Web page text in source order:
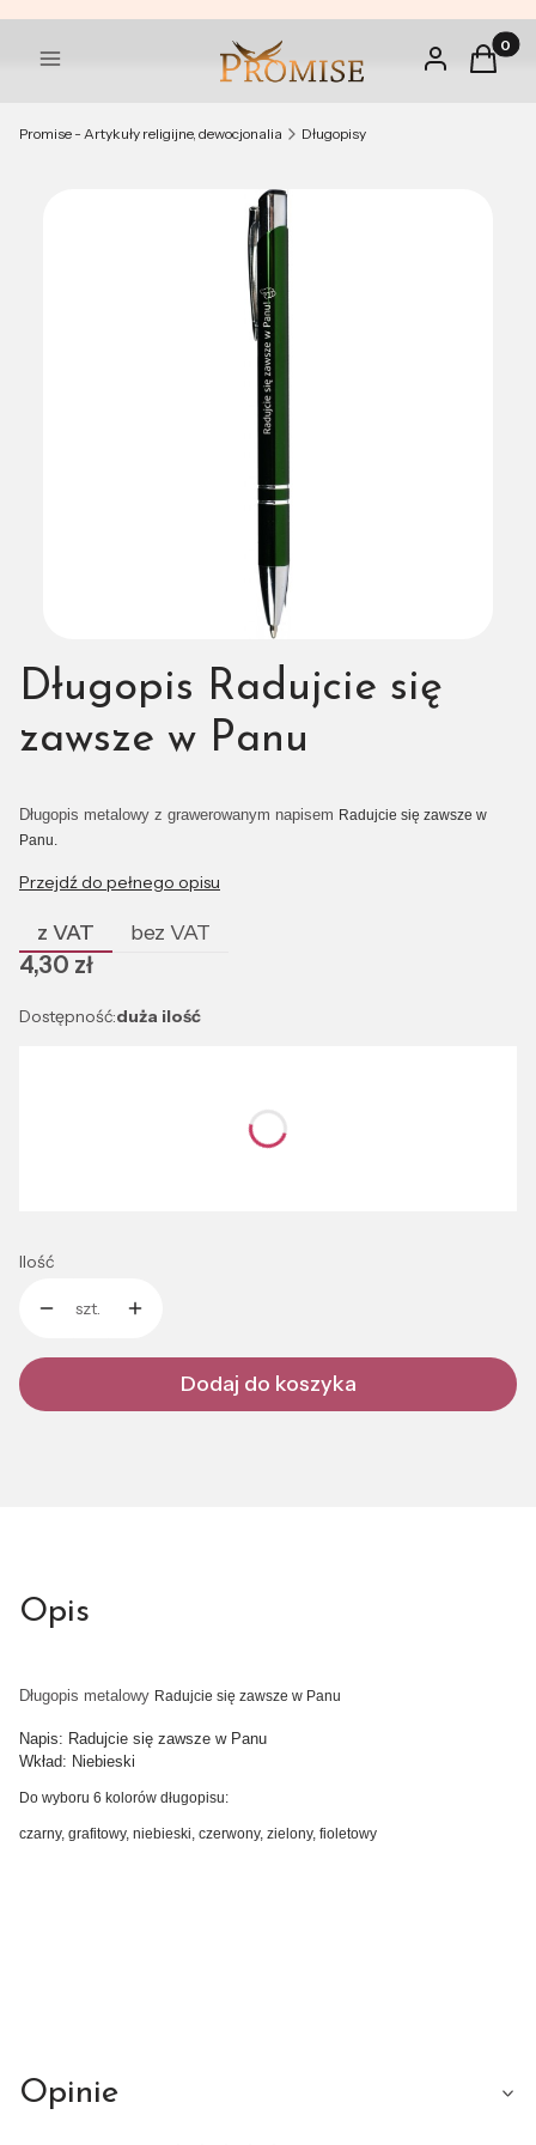
Menu Zaloguj sięKoszyk
Promise - Artykuły religijne, dewocjonalia Długopisy
Długopis Radujcie się
zawsze w Panu
Długopis metalowy z grawerowanym napisem Radujcie się zawsze w
Panu.
Przejdź do pełnego opisu
z VAT bez VAT
Cena
4,30 zł
Dostępność:duża ilość
Poszczególne warianty mogą różnić się ceną
Ilość
szt.
Dodaj do koszyka
Opis
Długopis metalowy Radujcie się zawsze w Panu
Napis: Radujcie się zawsze w Panu
Wkład: Niebieski
Do wyboru 6 kolorów długopisu:
czarny, grafitowy, niebieski, czerwony, zielony, fioletowy
Opinie